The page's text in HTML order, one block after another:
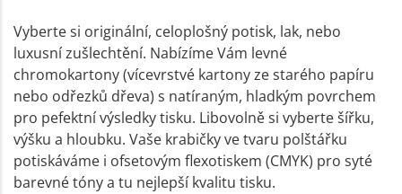
Vyberte si originální, celoplošný potisk, lak, nebo
luxusní zušlechtění. Nabízíme Vám levné
chromokartony (vícevrstvé kartony ze starého papíru
nebo odřezků dřeva) s natíraným, hladkým povrchem
pro pefektní výsledky tisku. Libovolně si vyberte šířku,
výšku a hloubku. Vaše krabičky ve tvaru polštářku
potiskáváme i ofsetovým flexotiskem (CMYK) pro syté
barevné tóny a tu nejlepší kvalitu tisku.